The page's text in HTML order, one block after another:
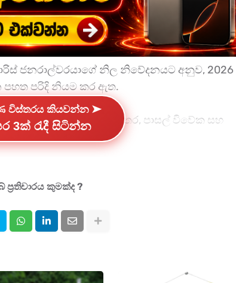
ජනරාල්වරයාගේ නිල නිවේදනයට අනුව, 2026
පහත පරිදි නියම කර ඇත.
විභාග ඇතුළත් වන අතර, පාසල් විවේක සහ
කර ඇත.
ලෙස ඉල්ලා සිටියි.
විස්තරය කියවන්න ➤
3ක් රැදී සිටින්න
ප්‍රතිචාරය කුමක්ද ?